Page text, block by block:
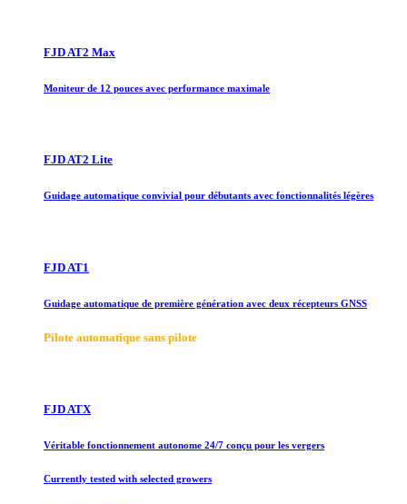
FJD AT2 Max
Moniteur de 12 pouces avec performance maximale
FJD AT2 Lite
Guidage automatique convivial pour débutants avec fonctionnalités légères
FJD AT1
Guidage automatique de première génération avec deux récepteurs GNSS
Pilote automatique sans pilote
FJD ATX
Véritable fonctionnement autonome 24/7 conçu pour les vergers
Currently tested with selected growers